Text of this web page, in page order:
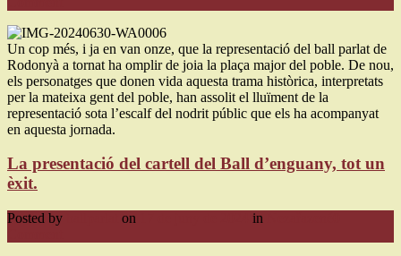
Un cop més, i ja en van onze, que la representació del ball parlat de
Rodonyà a tornat ha omplir de joia la plaça major del poble. De nou,
els personatges que donen vida aquesta trama històrica, interpretats
per la mateixa gent del poble, han assolit el lluïment de la
representació sota l’escalf del nodrit públic que els ha acompanyat
en aquesta jornada.
La presentació del cartell del Ball d’enguany, tot un
èxit.
Posted by on in